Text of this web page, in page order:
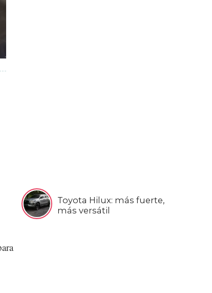
Toyota Hilux: más fuerte,
más versátil